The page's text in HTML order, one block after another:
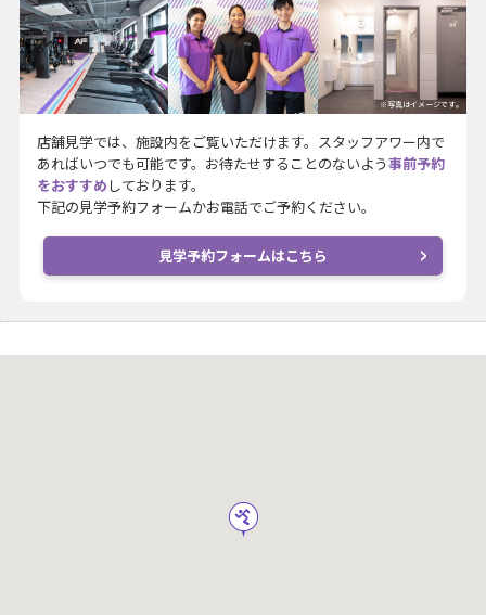
※写真はイメージです。
店舗見学では、施設内をご覧いただけます。スタッフアワー内で
あればいつでも可能です。お待たせすることのないよう事前予約
をおすすめ しております。
下記の見学予約フォームかお電話でご予約ください。
見学予約フォームはこちら